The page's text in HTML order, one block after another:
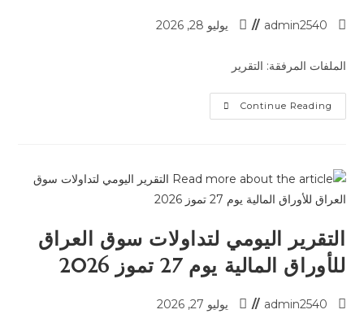
admin2540 يوليو 28, 2026
الملفات المرفقة: التقرير
Continue Reading
التقرير اليومي لتداولات سوق العراق
للأوراق المالية يوم 27 تموز 2026
admin2540 يوليو 27, 2026